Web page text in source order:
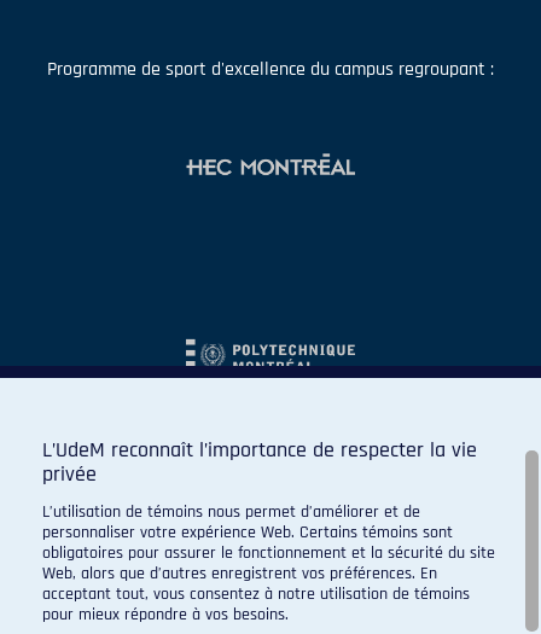
Programme de sport d'excellence du campus regroupant :
L’UdeM reconnaît l’importance de respecter la vie
privée
L’utilisation de témoins nous permet d’améliorer et de
personnaliser votre expérience Web. Certains témoins sont
obligatoires pour assurer le fonctionnement et la sécurité du site
Web, alors que d’autres enregistrent vos préférences. En
acceptant tout, vous consentez à notre utilisation de témoins
pour mieux répondre à vos besoins.